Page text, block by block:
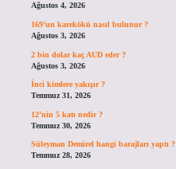
Ağustos 4, 2026
169’un karekökü nasıl bulunur ?
Ağustos 3, 2026
2 bin dolar kaç AUD eder ?
Ağustos 3, 2026
İnci kimlere yakışır ?
Temmuz 31, 2026
12’nin 5 katı nedir ?
Temmuz 30, 2026
Süleyman Demirel hangi barajları yaptı ?
Temmuz 28, 2026